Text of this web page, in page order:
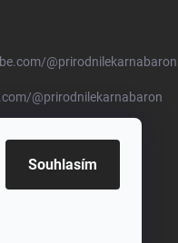
Souhlasím
@prirodnilekarnabaron
@prirodnilekarnabaron